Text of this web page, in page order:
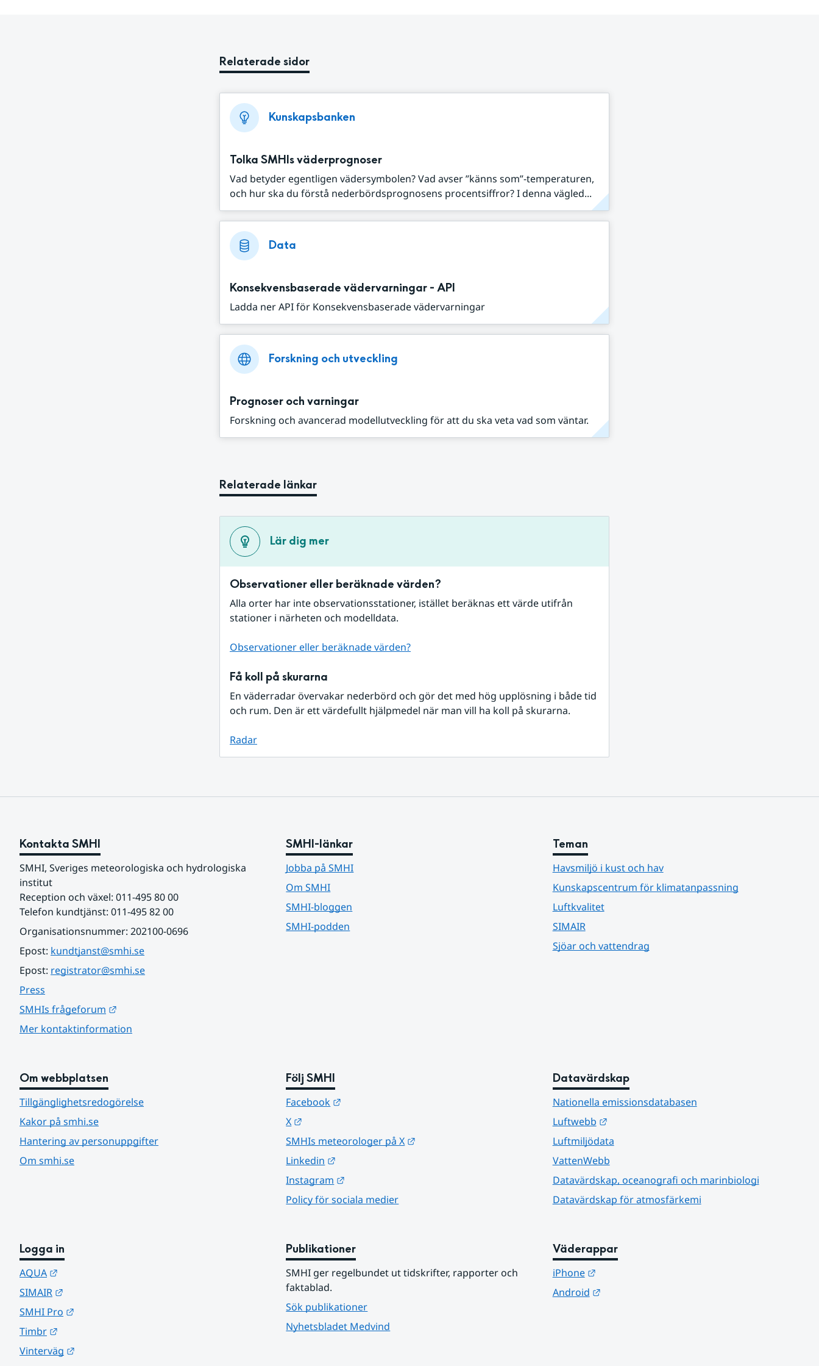
Relaterade sidor
Kunskapsbanken
Tolka SMHIs väderprognoser
Vad betyder egentligen vädersymbolen? Vad avser ”känns som”-temperaturen,
och hur ska du förstå nederbördsprognosens procentsiffror? I denna vägled...
Data
Konsekvensbaserade vädervarningar - API
Ladda ner API för Konsekvensbaserade vädervarningar
Forskning och utveckling
Prognoser och varningar
Forskning och avancerad modellutveckling för att du ska veta vad som väntar.
Relaterade länkar
Lär dig mer
Observationer eller beräknade värden?
Alla orter har inte observationsstationer, istället beräknas ett värde utifrån
stationer i närheten och modelldata.
Observationer eller beräknade värden?
Få koll på skurarna
En väderradar övervakar nederbörd och gör det med hög upplösning i både tid
och rum. Den är ett värdefullt hjälpmedel när man vill ha koll på skurarna.
Radar
Kontakta SMHI
SMHI, Sveriges meteorologiska och hydrologiska
institut
Reception och växel: 011-495 80 00
Telefon kundtjänst: 011-495 82 00
Organisationsnummer: 202100-0696
Epost: kundtjanst@smhi.se
Epost: registrator@smhi.se
Press
SMHIs frågeforum
Mer kontaktinformation
SMHI-länkar
Jobba på SMHI
Om SMHI
SMHI-bloggen
SMHI-podden
Teman
Havsmiljö i kust och hav
Kunskapscentrum för klimatanpassning
Luftkvalitet
SIMAIR
Sjöar och vattendrag
Om webbplatsen
Tillgänglighetsredogörelse
Kakor på smhi.se
Hantering av personuppgifter
Om smhi.se
Följ SMHI
Facebook
X
SMHIs meteorologer på X
Linkedin
Instagram
Policy för sociala medier
Datavärdskap
Nationella emissionsdatabasen
Luftwebb
Länk till annan webbplats.
Luftmiljödata
VattenWebb
Datavärdskap, oceanografi och marinbiologi
Datavärdskap för atmosfärkemi
Logga in
AQUA
SIMAIR
SMHI Pro
Timbr
Vinterväg
Publikationer
SMHI ger regelbundet ut tidskrifter, rapporter och
faktablad.
Sök publikationer
Nyhetsbladet Medvind
Väderappar
iPhone
Länk till annan webbplats.
Android
Länk till annan webbplats.